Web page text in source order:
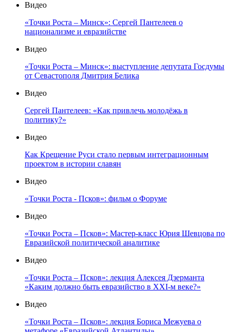
Видео
«Точки Роста – Минск»: Сергей Пантелеев о
национализме и евразийстве
Видео
«Точки Роста – Минск»: выступление депутата Госдумы
от Севастополя Дмитрия Белика
Видео
Сергей Пантелеев: «Как привлечь молодёжь в
политику?»
Видео
Как Крещение Руси стало первым интеграционным
проектом в истории славян
Видео
«Точки Роста - Псков»: фильм о Форуме
Видео
«Точки Роста – Псков»: Мастер-класс Юрия Шевцова по
Евразийской политической аналитике
Видео
«Точки Роста – Псков»: лекция Алексея Дзерманта
«Каким должно быть евразийство в XXI-м веке?»
Видео
«Точки Роста – Псков»: лекция Бориса Межуева о